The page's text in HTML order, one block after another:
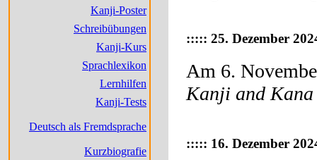
Kanji-Poster
Schreibübungen
Kanji-Kurs
Sprachlexikon
Lernhilfen
Kanji-Tests
Deutsch als Fremdsprache
Kurzbiografie
::::: 25. Dezember
Am 6.
Kanji and Kana
::::: 16. Dezember